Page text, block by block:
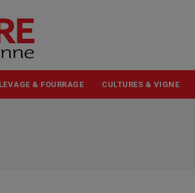
& FOURRAGE CULTURES & VIGNE